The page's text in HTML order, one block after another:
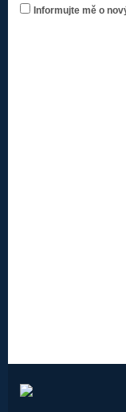
Informujte mě o